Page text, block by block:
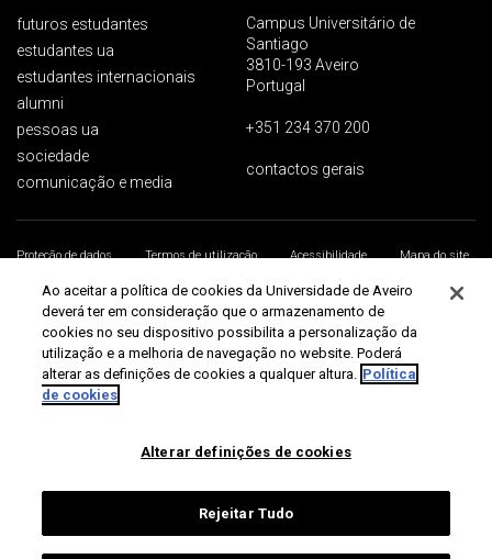
futuros estudantes
estudantes ua
estudantes internacionais
alumni
pessoas ua
sociedade
comunicação e media
Campus Universitário de
Santiago
3810-193 Aveiro
Portugal
+351 234 370 200
contactos gerais
Proteção de dados Termos de utilização Acessibilidade
Mapa do site
Universidade de Aveiro 2026
Ao aceitar a política de cookies da Universidade de Aveiro
deverá ter em consideração que o armazenamento de
cookies no seu dispositivo possibilita a personalização da
utilização e a melhoria de navegação no website. Poderá
alterar as definições de cookies a qualquer altura. Política
de cookies
Alterar definições de cookies
Rejeitar Tudo